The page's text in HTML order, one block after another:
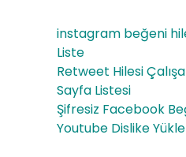
plu
m
Bilin
ci
instagram beğeni
Liste
Retweet Hilesi
Sayfa Listesi
Şifresiz Facebook
Youtube Dislike